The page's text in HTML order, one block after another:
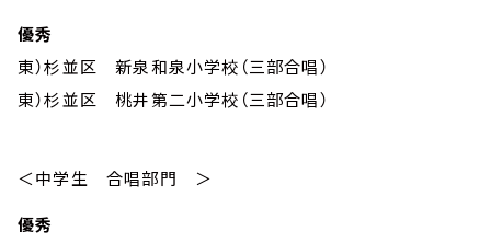
優秀
東）杉並区 新泉和泉小学校（三部合唱）
東）杉並区 桃井第二小学校（三部合唱）
＜中学生 合唱部門 ＞
優秀